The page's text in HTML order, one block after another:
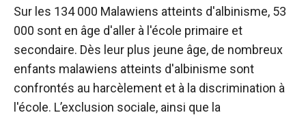
Sur les 134 000 Malawiens atteints d'albinisme, 53
000 sont en âge d'aller à l'école primaire et
secondaire. Dès leur plus jeune âge, de nombreux
enfants malawiens atteints d'albinisme sont
confrontés au harcèlement et à la discrimination à
l'école. L’exclusion sociale, ainsi que la